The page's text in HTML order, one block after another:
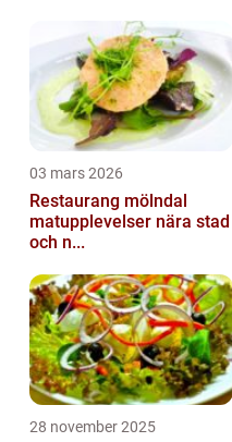
03 mars 2026
Restaurang mölndal
matupplevelser nära stad
och n...
28 november 2025